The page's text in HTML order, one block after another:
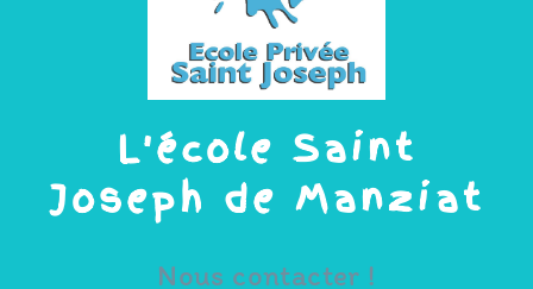
L'école Saint
Joseph de Manziat
Nous contacter !